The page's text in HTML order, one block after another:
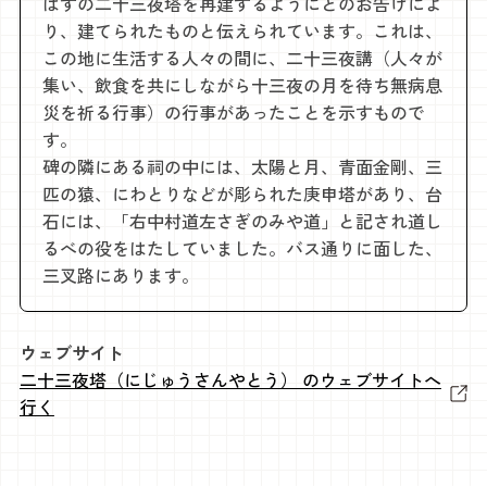
り、建てられたものと伝えられています。これは、
この地に生活する人々の間に、二十三夜講（人々が
集い、飲食を共にしながら十三夜の月を待ち無病息
災を祈る行事）の行事があったことを示すもので
す。
碑の隣にある祠の中には、太陽と月、青面金剛、三
匹の猿、にわとりなどが彫られた庚申塔があり、台
石には、「右中村道左さぎのみや道」と記され道し
るべの役をはたしていました。バス通りに面した、
三叉路にあります。
ウェブサイト
二十三夜塔（にじゅうさんやとう） のウェブサイトへ
行く